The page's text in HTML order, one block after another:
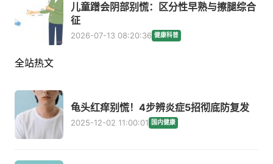
儿童蹭会阴部别慌：区分性早熟与擦腿综合
征
2026-07-13 08:20:36 健康科普
全站热文
龟头红痒别慌！4步辨炎症5招彻底防复发
2025-12-02 11:00:01 国内健康